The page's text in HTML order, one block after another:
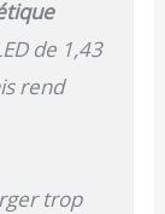
boussole
LED
le
depuis
de 1,43
rend
trop